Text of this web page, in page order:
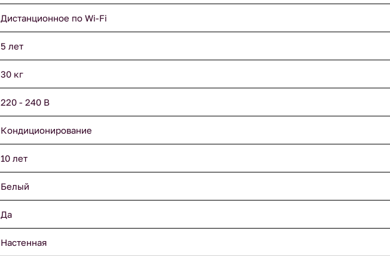
Дистанционное по Wi-Fi
5 лет
30 кг
220 - 240 В
Кондиционирование
10 лет
Белый
Да
Настенная